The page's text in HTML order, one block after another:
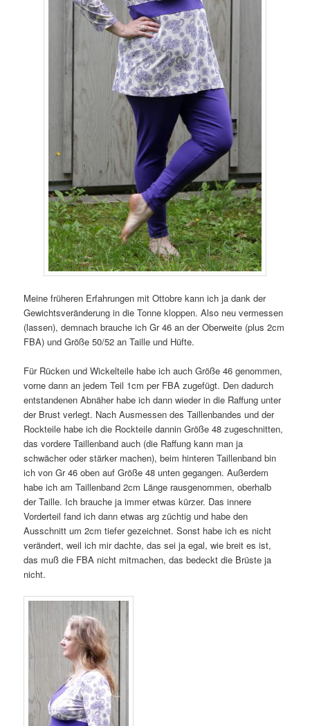
Meine früheren Erfahrungen mit Ottobre kann ich ja dank der
Gewichtsveränderung in die Tonne kloppen. Also neu vermessen
(lassen), demnach brauche ich Gr 46 an der Oberweite (plus 2cm
FBA) und Größe 50/52 an Taille und Hüfte.
Für Rücken und Wickelteile habe ich auch Größe 46 genommen,
vorne dann an jedem Teil 1cm per FBA zugefügt. Den dadurch
entstandenen Abnäher habe ich dann wieder in die Raffung unter
der Brust verlegt. Nach Ausmessen des Taillenbandes und der
Rockteile habe ich die Rockteile dannin Größe 48 zugeschnitten,
das vordere Taillenband auch (die Raffung kann man ja
schwächer oder stärker machen), beim hinteren Taillenband bin
ich von Gr 46 oben auf Größe 48 unten gegangen. Außerdem
habe ich am Taillenband 2cm Länge rausgenommen, oberhalb
der Taille. Ich brauche ja immer etwas kürzer. Das innere
Vorderteil fand ich dann etwas arg züchtig und habe den
Ausschnitt um 2cm tiefer gezeichnet. Sonst habe ich es nicht
verändert, weil ich mir dachte, das sei ja egal, wie breit es ist,
das muß die FBA nicht mitmachen, das bedeckt die Brüste ja
nicht.